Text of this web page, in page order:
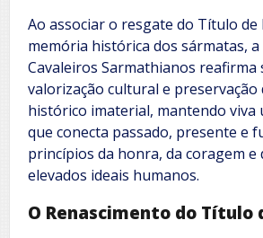
Ao associar o resgate do Título de
memória histórica dos sármatas, a
Cavaleiros Sarmathianos reafirma
valorização cultural e
histórico imaterial, mantendo viva
que conecta passado, presente e
princípios da honra, da coragem e
elevados ideais humanos.
O Renascimento do Título